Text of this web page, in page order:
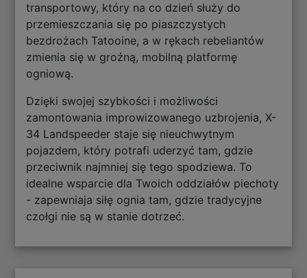
transportowy, który na co dzień służy do
przemieszczania się po piaszczystych
bezdrożach Tatooine, a w rękach rebeliantów
zmienia się w groźną, mobilną platformę
ogniową.
Dzięki swojej szybkości i możliwości
zamontowania improwizowanego uzbrojenia, X-
34 Landspeeder staje się nieuchwytnym
pojazdem, który potrafi uderzyć tam, gdzie
przeciwnik najmniej się tego spodziewa. To
idealne wsparcie dla Twoich oddziałów piechoty
- zapewniaja siłę ognia tam, gdzie tradycyjne
czołgi nie są w stanie dotrzeć.